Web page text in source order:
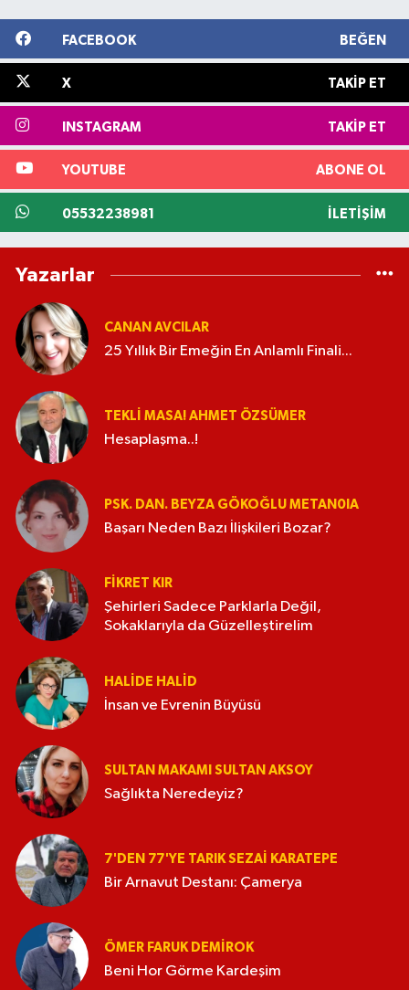
FACEBOOK BEĞEN
X TAKIP ET
INSTAGRAM TAKIP ET
YOUTUBE ABONE OL
05532238981 İLETIŞIM
Yazarlar
CANAN AVCILAR
25 Yıllık Bir Emeğin En Anlamlı Finali...
TEKLI MASA! AHMET ÖZSÜMER
Hesaplaşma..!
PSK. DAN. BEYZA GÖKOĞLU METAN0IA
Başarı Neden Bazı İlişkileri Bozar?
FIKRET KIR
Şehirleri Sadece Parklarla Değil,
Sokaklarıyla da Güzelleştirelim
HALIDE HALID
İnsan ve Evrenin Büyüsü
SULTAN MAKAMI SULTAN AKSOY
Sağlıkta Neredeyiz?
7'DEN 77'YE TARIK SEZAI KARATEPE
Bir Arnavut Destanı: Çamerya
ÖMER FARUK DEMIROK
Beni Hor Görme Kardeşim